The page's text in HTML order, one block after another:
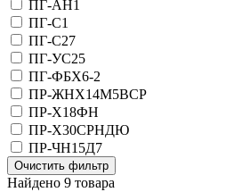
ПГ-АН1
ПГ-С1
ПГ-С27
ПГ-УС25
ПГ-ФБХ6-2
ПР-ЖНХ14М5ВСР
ПР-Х18ФН
ПР-Х30СРНДЮ
ПР-ЧН15Д7
Очистить фильтр
Найдено 9 товара